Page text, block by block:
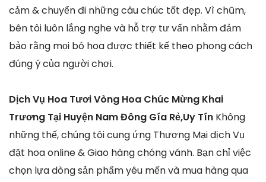
cảm & chuyển đi những câu chúc tốt đẹp. Vì chũm,
bên tôi luôn lắng nghe và hỗ trợ tư vấn nhằm đảm
bảo rằng mọi bó hoa được thiết kế theo phong cách
đúng ý của người chơi.
Dịch Vụ Hoa Tươi Vòng Hoa Chúc Mừng Khai
Trương Tại Huyện Nam Đông Gía Rẻ,Uy Tín Không
những thế, chúng tôi cung ứng Thương Mại dịch Vụ
đặt hoa online & Giao hàng chóng vánh. Bạn chỉ việc
chọn lựa dòng sản phẩm yêu mến và mua hàng qua